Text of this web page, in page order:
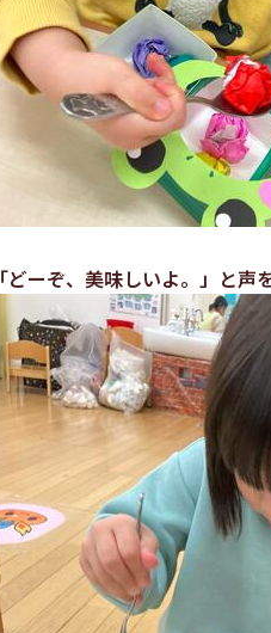
「どーぞ、美味しいよ。」と声